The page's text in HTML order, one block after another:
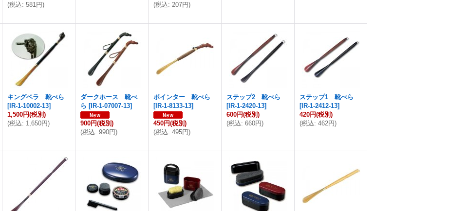
(税込: 581円)
(税込: 207円)
キングベラ 靴べら
[IR-1-10002-13]
1,500円(税別)
(税込: 1,650円)
ダークホース 靴べ
ら [IR-1-07007-13]
900円(税別)
(税込: 990円)
ポインター 靴べら
[IR-1-8133-13]
450円(税別)
(税込: 495円)
ステップ2 靴べら
[IR-1-2420-13]
600円(税別)
(税込: 660円)
ステップ1 靴べら
[IR-1-2412-13]
420円(税別)
(税込: 462円)